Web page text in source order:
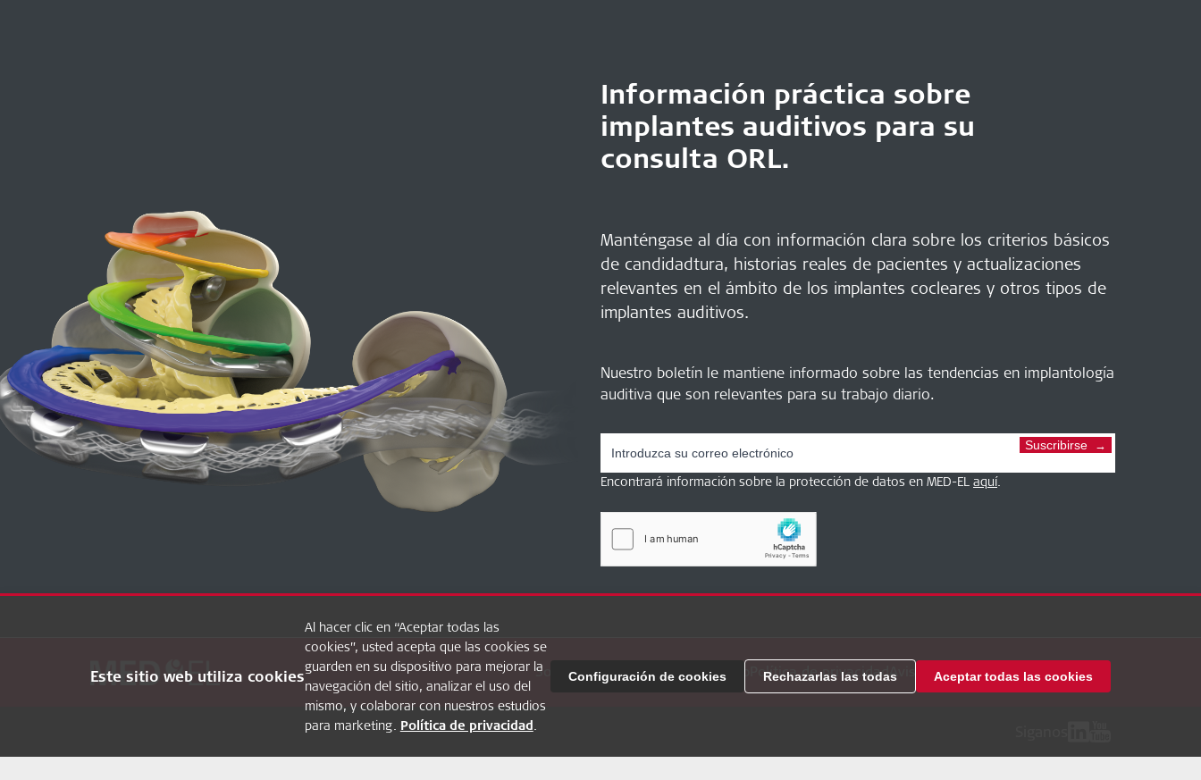
Información práctica sobre
implantes auditivos para su
consulta ORL.
Manténgase al día con información clara sobre los criterios básicos
de candidadtura, historias reales de pacientes y actualizaciones
relevantes en el ámbito de los implantes cocleares y otros tipos de
implantes auditivos.
Nuestro boletín le mantiene informado sobre las tendencias en implantología
auditiva que son relevantes para su trabajo diario.
Suscribirse
Encontrará información sobre la protección de datos en MED-EL aquí.
Sobre HearbetterFAQMED-EL Pro Política de privacidadAviso LegalConfiguración de cookies
Este sitio web utiliza cookies
Al hacer clic en “Aceptar todas las
cookies”, usted acepta que las cookies se
guarden en su dispositivo para mejorar la
navegación del sitio, analizar el uso del
mismo, y colaborar con nuestros estudios
para marketing. Política de privacidad.
Configuración de cookies Rechazarlas las todas Aceptar todas las cookies